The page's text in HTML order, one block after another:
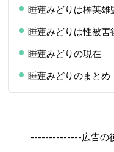
睡蓮みどりは榊英雄
睡蓮みどりは性被害
睡蓮みどりの現在
睡蓮みどりのまとめ
--------------広告の